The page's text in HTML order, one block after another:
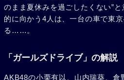
のまま夏休みを過ごしたくない”
的に向かう4人は、一台の車で東
る……。
「ガールズドライブ」の解説
AKB48の小栗有以、山内瑞葵、倉